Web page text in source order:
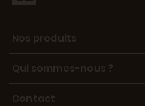
Nos produits
Qui sommes-nous ?
Contact